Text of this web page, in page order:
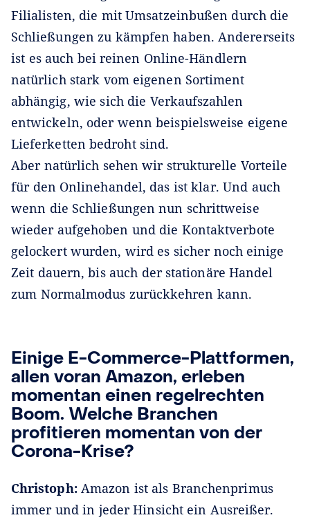
Filialisten, die mit Umsatzeinbußen durch die
Schließungen zu kämpfen haben. Andererseits
ist es auch bei reinen Online-Händlern
natürlich stark vom eigenen Sortiment
abhängig, wie sich die Verkaufszahlen
entwickeln, oder wenn beispielsweise eigene
Lieferketten bedroht sind.
Aber natürlich sehen wir strukturelle Vorteile
für den Onlinehandel, das ist klar. Und auch
wenn die Schließungen nun schrittweise
wieder aufgehoben und die Kontaktverbote
gelockert wurden, wird es sicher noch einige
Zeit dauern, bis auch der stationäre Handel
zum Normalmodus zurückkehren kann.
Einige E-Commerce-Plattformen,
allen voran Amazon, erleben
momentan einen regelrechten
Boom. Welche Branchen
profitieren momentan von der
Corona-Krise?
Christoph:Amazon ist als Branchenprimus
immer und in jeder Hinsicht ein Ausreißer.